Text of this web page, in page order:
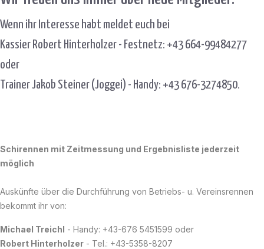
Wenn ihr Interesse habt meldet euch bei
Kassier Robert Hinterholzer - Festnetz: +43 664-99484277
oder
Trainer Jakob Steiner (Joggei) - Handy: +43 676-3274850.
Schirennen mit Zeitmessung und Ergebnisliste jederzeit
möglich
Auskünfte über die Durchführung von Betriebs- u. Vereinsrennen
bekommt ihr von:
Michael Treichl - Handy: +43-676 5451599 oder
Robert Hinterholzer - Tel.: +43-5358-8207